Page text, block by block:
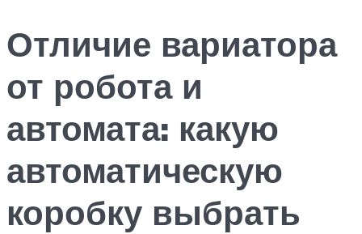
Отличие вариатора
от робота и
автомата: какую
автоматическую
коробку выбрать